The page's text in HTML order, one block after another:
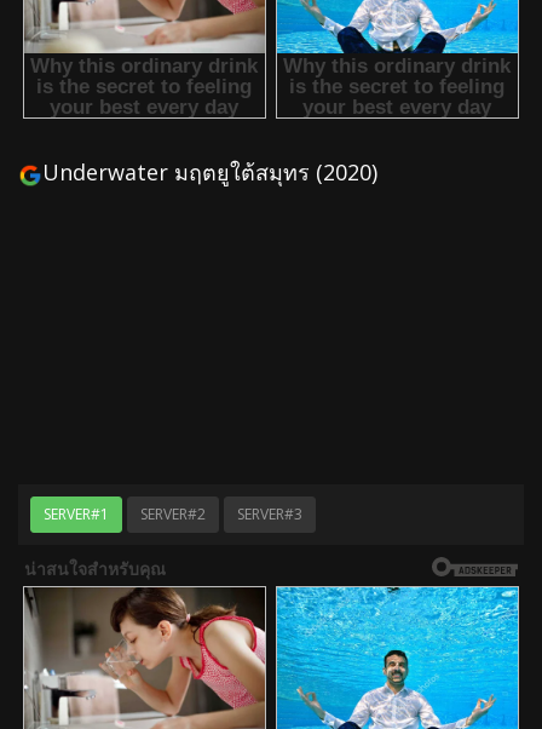
Underwater มฤตยูใต้สมุทร (2020)
SERVER#1 SERVER#2 SERVER#3